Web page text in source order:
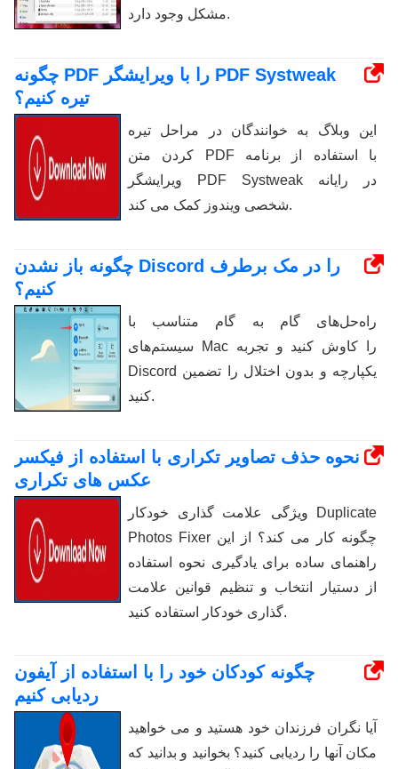
مشکل وجود دارد.
چگونه PDF را با ویرایشگر PDF Systweak
تیره کنیم؟
این وبلاگ به خوانندگان در مراحل تیره
کردن متن PDF با استفاده از برنامه
ویرایشگر PDF Systweak در رایانه
شخصی ویندوز کمک می کند.
چگونه باز نشدن Discord را در مک برطرف
کنیم؟
راه‌حل‌های گام به گام متناسب با
سیستم‌های Mac را کاوش کنید و تجربه
Discord یکپارچه و بدون اختلال را تضمین
کنید.
نحوه حذف تصاویر تکراری با استفاده از فیکسر
عکس های تکراری
ویژگی علامت گذاری خودکار Duplicate
Photos Fixer چگونه کار می کند؟ از این
راهنمای ساده برای یادگیری نحوه استفاده
از دستیار انتخاب و تنظیم قوانین علامت
گذاری خودکار استفاده کنید.
چگونه کودکان خود را با استفاده از آیفون
ردیابی کنیم
آیا نگران فرزندان خود هستید و می خواهید
مکان آنها را ردیابی کنید؟ بخوانید و بدانید که